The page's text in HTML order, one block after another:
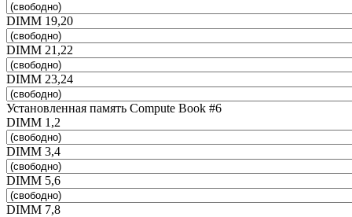
DIMM 19,20
DIMM 21,22
DIMM 23,24
Установленная память Compute Book #6
DIMM 1,2
DIMM 3,4
DIMM 5,6
DIMM 7,8